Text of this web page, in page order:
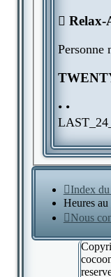
Relax-
Personne
• •
Index
Heures
Nous